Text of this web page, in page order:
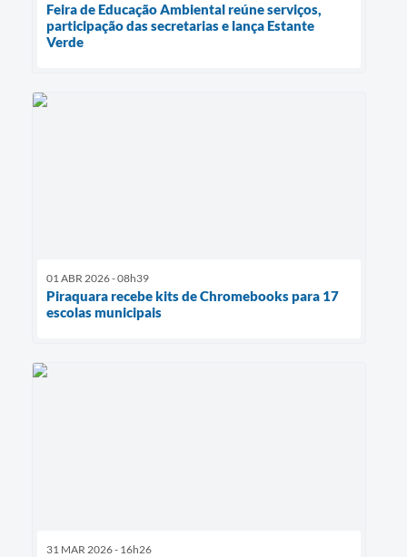
Feira de Educação Ambiental reúne serviços,
participação das secretarias e lança Estante
Verde
01 ABR 2026 - 08h39
Piraquara recebe kits de Chromebooks para 17
escolas municipais
31 MAR 2026 - 16h26